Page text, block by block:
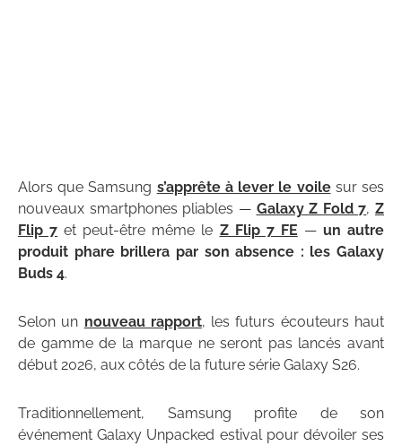
Alors que Samsung s’apprête à lever le voilesur ses
nouveaux smartphones pliables — Galaxy Z Fold 7, Z
Flip 7 et peut-être même le Z Flip 7 FE — un autre
produit phare brillera par son absence : les Galaxy
Buds 4.
Selon un nouveau rapport, les futurs écouteurs haut
de gamme de la marque ne seront pas lancés avant
début 2026, aux côtés de la future série Galaxy S26.
Traditionnellement, Samsung profite de son
événement Galaxy Unpacked estival pour dévoiler ses